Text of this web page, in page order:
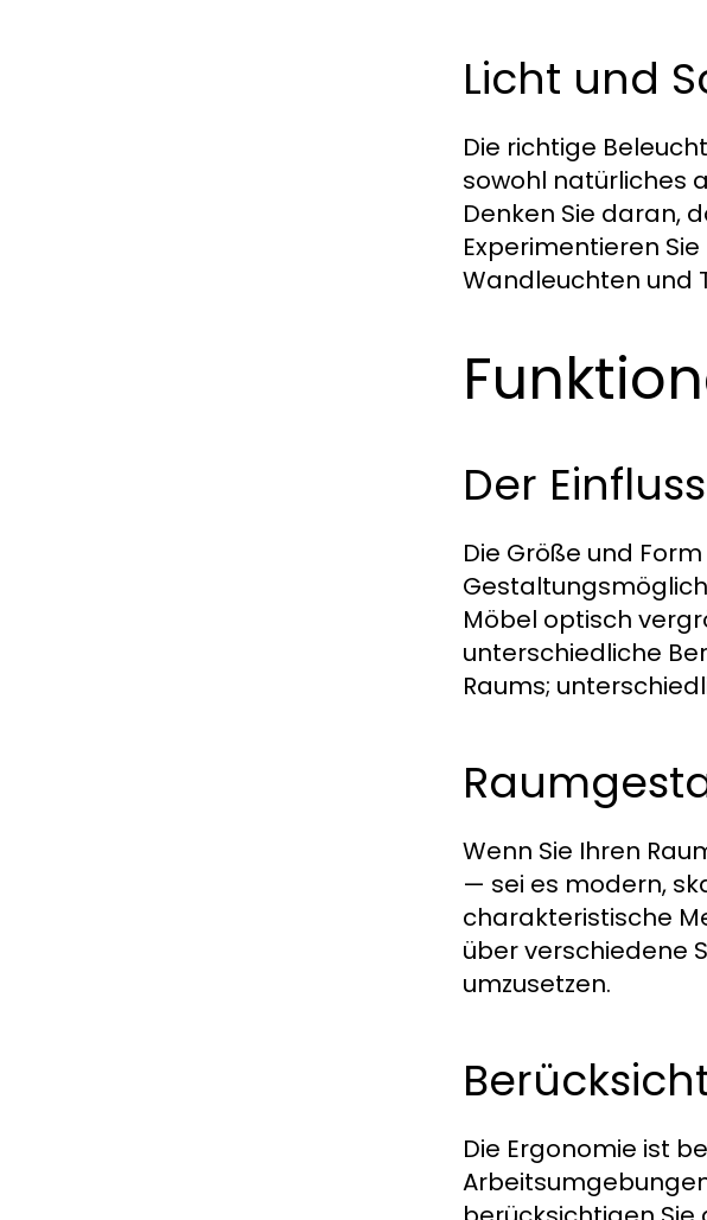
Licht und
Die richtige
sowohl natürliches
Denken Sie daran,
Experimentieren
Wandleuchten und
Der
Die Größe und
Möbel optisch
unterschiedliche
Raums;
Wenn Sie Ihren
— sei es modern,
charakteristische
über verschiedene
umzusetzen.
Die Ergonomie ist